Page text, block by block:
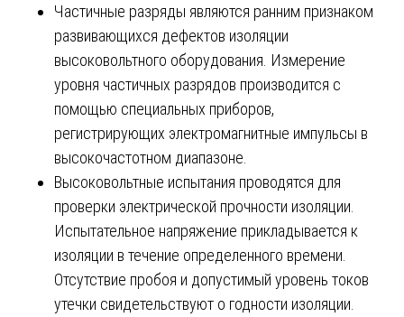
Частичные разряды являются ранним признаком
развивающихся дефектов изоляции
высоковольтного оборудования. Измерение
уровня частичных разрядов производится с
помощью специальных приборов,
регистрирующих электромагнитные импульсы в
высокочастотном диапазоне.
Высоковольтные испытания проводятся для
проверки электрической прочности изоляции.
Испытательное напряжение прикладывается к
изоляции в течение определенного времени.
Отсутствие пробоя и допустимый уровень токов
утечки свидетельствуют о годности изоляции.